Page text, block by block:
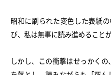
昭和に刷られた変色した表紙
び、 私は無事に読み進めること
しかし、この衝撃はせっかくの